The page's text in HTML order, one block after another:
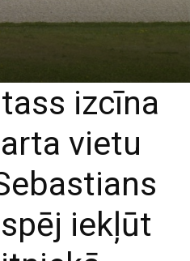
izcīna
vietu
iekļūt